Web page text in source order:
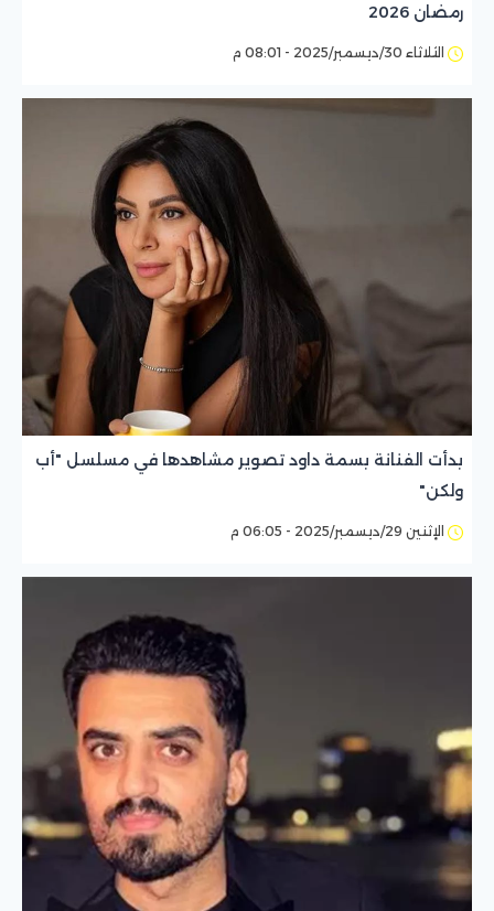
رمضان 2026
الثلاثاء 30/ديسمبر/2025 - 08:01 م
بدأت الفنانة بسمة داود تصوير مشاهدها في مسلسل "أب
ولكن"
الإثنين 29/ديسمبر/2025 - 06:05 م